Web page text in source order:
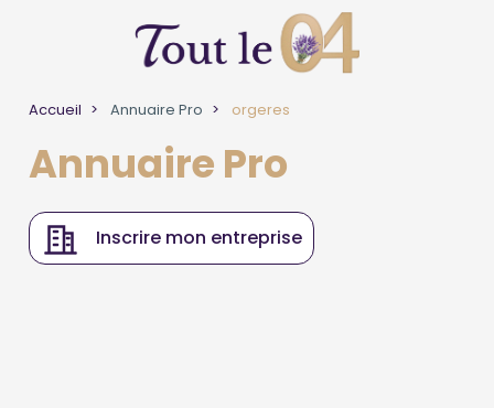
Accueil Annuaire Pro orgeres
Annuaire Pro
Inscrire mon entreprise